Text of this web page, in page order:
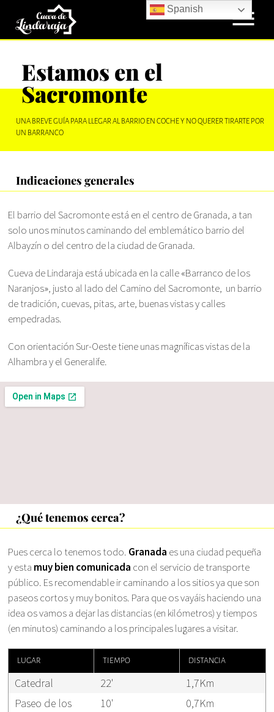
Estamos en el
Sacromonte
UNA BREVE GUÍA PARA LLEGAR AL BARRIO EN COCHE Y NO QUERER TIRARTE POR
UN BARRANCO
Indicaciones generales
El barrio del Sacromonte está en el centro de Granada, a tan
solo unos minutos caminando del emblemático barrio del
Albayzín o del centro de la ciudad de Granada.
Cueva de Lindaraja está ubicada en la calle «Barranco de los
Naranjos», justo al lado del Camino del Sacromonte, un barrio
de tradición, cuevas, pitas, arte, buenas vistas y calles
empedradas.
Con orientación Sur-Oeste tiene unas magníficas vistas de la
Alhambra y el Generalife.
¿Qué tenemos cerca?
Pues cerca lo tenemos todo. Granada es una ciudad pequeña
y esta muy bien comunicada con el servicio de transporte
público. Es recomendable ir caminando a los sitios ya que son
paseos cortos y muy bonitos. Para que os vayáis haciendo una
idea os vamos a dejar las distancias (en kilómetros) y tiempos
(en minutos) caminando a los principales lugares a visitar.
LUGAR TIEMPO DISTANCIA
Catedral 22'
1,7Km
Paseo de los
10' 0,7Km
Spanish